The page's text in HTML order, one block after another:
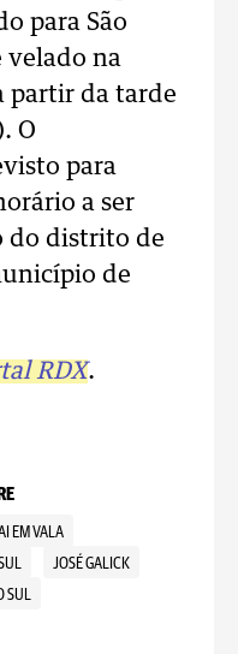
para São
velado na
partir da tarde
O
para
a ser
do distrito de
de
RDX.
EM VALA
JOSÉ GALICK
SUL